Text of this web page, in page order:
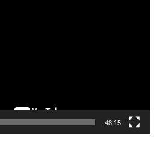
48:15